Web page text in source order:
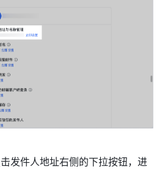
发件人地址右侧的下拉按钮，进